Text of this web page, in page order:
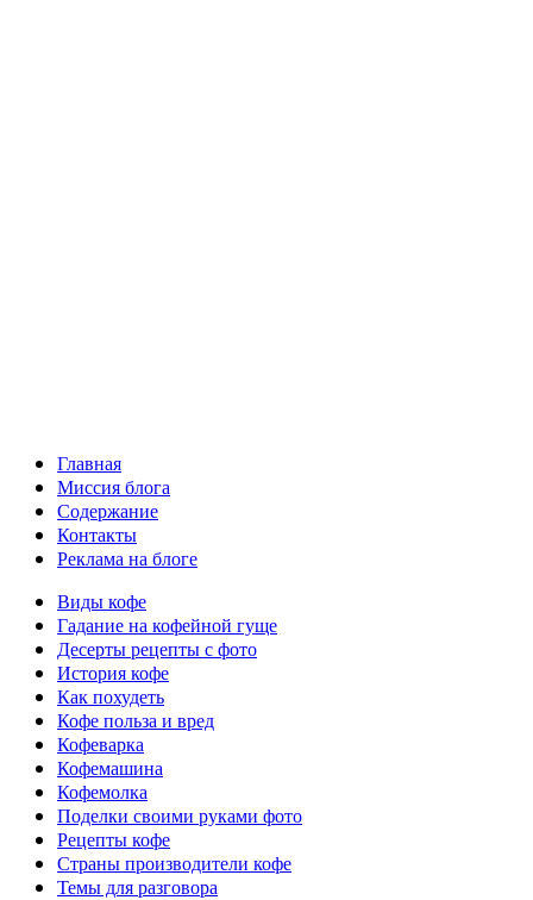
Главная
Миссия блога
Содержание
Контакты
Реклама на блоге
Виды кофе
Гадание на кофейной гуще
Десерты рецепты с фото
История кофе
Как похудеть
Кофе польза и вред
Кофеварка
Кофемашина
Кофемолка
Поделки своими руками фото
Рецепты кофе
Страны производители кофе
Темы для разговора